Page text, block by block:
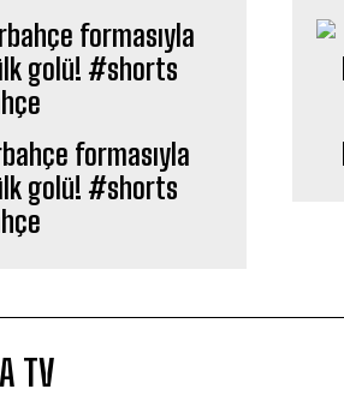
formasıyla
ilk golü! #shorts
TV